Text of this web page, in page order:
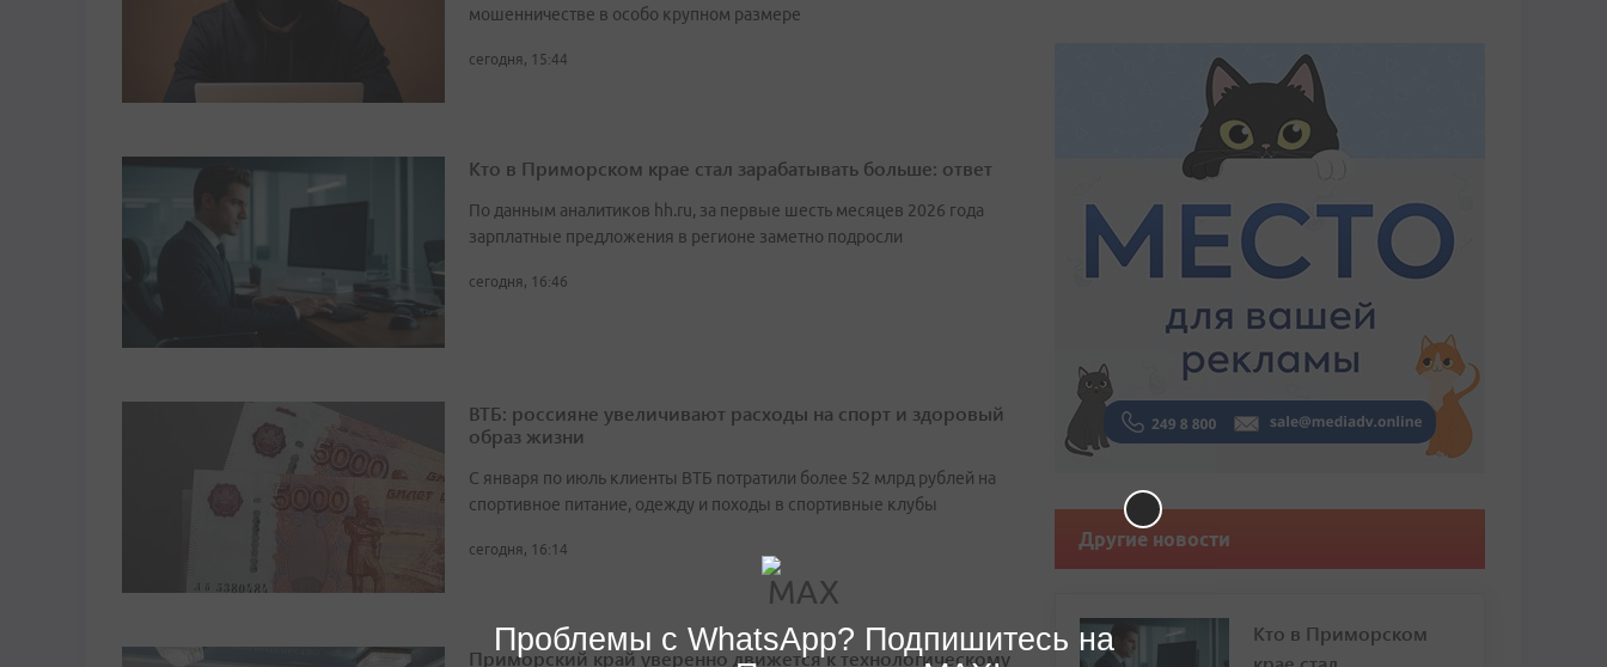
мошенничестве в особо крупном размере
сегодня, 15:44
Кто в Приморском крае стал зарабатывать больше: ответ
По данным аналитиков hh.ru, за первые шесть месяцев 2026 года
зарплатные предложения в регионе заметно подросли
сегодня, 16:46
ВТБ: россияне увеличивают расходы на спорт и здоровый
образ жизни
С января по июль клиенты ВТБ потратили более 52 млрд рублей на
спортивное питание, одежду и походы в спортивные клубы
сегодня, 16:14
Приморский край уверенно движется к технологическому
Другие новости
Кто в Приморском
Проблемы с WhatsApp? Подпишитесь на